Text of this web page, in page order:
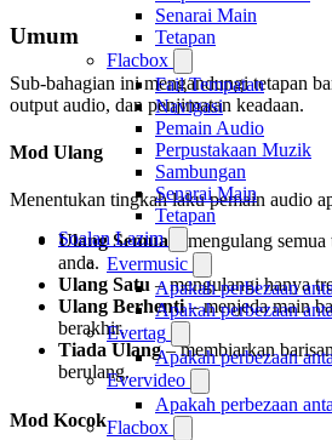
Senarai Main
Tetapan
Flacbox
Fail Tempatan
Navigasi
Pemain Audio
Perpustakaan Muzik
Sambungan
Senarai Main
Tetapan
Soalan Lazim
Evermusic
Apakah perbezaan
Apakah perbezaan
Evertag
Apakah perbezaan
Evervideo
Apakah perbezaan
Flacbox
Umum
Sub-bahagian ini mengandungi tetapan
output audio, dan penjimatan keadaan.
Mod Ulang
Menentukan tingkah laku pemain audio
Ulang Semua – mengulang
anda.
Ulang Satu – mengulangi hanya
Ulang Berhenti– menjeda main
berakhir.
Tiada Ulang– membiarkan
berulang.
Mod Kocok